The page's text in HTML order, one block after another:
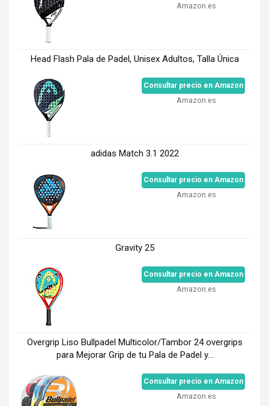
Amazon.es
Head Flash Pala de Padel, Unisex Adultos, Talla Única
Consultar precio en Amazon
Amazon.es
adidas Match 3.1 2022
Consultar precio en Amazon
Amazon.es
Gravity 25
Consultar precio en Amazon
Amazon.es
Overgrip Liso Bullpadel Multicolor/Tambor 24 overgrips
para Mejorar Grip de tu Pala de Padel y...
Consultar precio en Amazon
Amazon.es